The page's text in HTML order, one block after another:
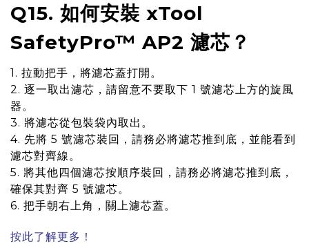
Q15. 如何安裝 xTool
SafetyPro™ AP2 濾芯？
1. 拉動把手，將濾芯蓋打開。
2. 逐一取出濾芯，請留意不要取下 1 號濾芯上方的旋風
器。
3. 將濾芯從包裝袋內取出。
4. 先將 5 號濾芯裝回，請務必將濾芯推到底，並能看到
濾芯對齊線。
5. 將其他四個濾芯按順序裝回，請務必將濾芯推到底，
確保其對齊 5 號濾芯。
6. 把手朝右上角，關上濾芯蓋。
按此了解更多！